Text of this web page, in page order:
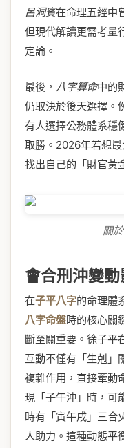
呂洞賓在命理五經中
但現代解讀更需考量
定論。
最後， 八字算命中的
仍取決於後天選擇。
有人選擇公務體系穩
取勝。2026年若想
找出自己的「財官黃
關
會合刑沖變動
在子平八字的命理體
八字命盤時的核心關
斷至關重要。徐子平
互動不僅有「生剋」
複雜作用，直接牽動
現「子午沖」時，可
時有「寅午戌」三合
人助力。這種動態平